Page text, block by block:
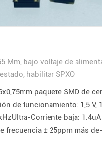
Mm, bajo voltaje de
habilitar SPXO
paquete SMD de
de funcionamiento: 1,5 V,
Corriente baja:
frecuencia ± 25ppm más